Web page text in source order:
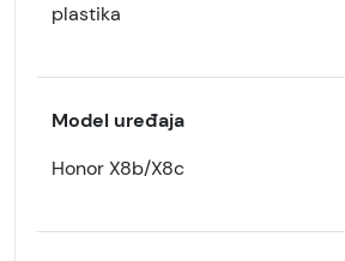
plastika
Model uređaja
Honor X8b/X8c